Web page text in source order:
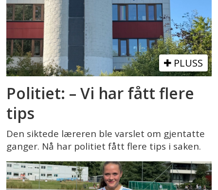
PLUSS
Politiet: – Vi har fått flere
tips
Den siktede læreren ble varslet om gjentatte
ganger. Nå har politiet fått flere tips i saken.